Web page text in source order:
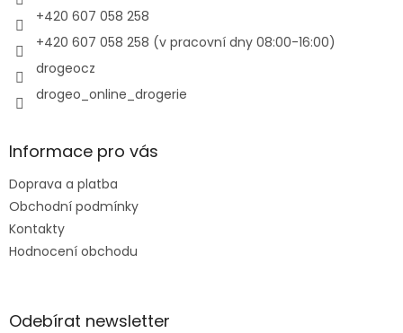
ý
+420 607 058 258
+420 607 058 258 (v pracovní dny 08:00-16:00)
drogeocz
drogeo_online_drogerie
Informace pro vás
Doprava a platba
Obchodní podmínky
Kontakty
Hodnocení obchodu
Odebírat newsletter